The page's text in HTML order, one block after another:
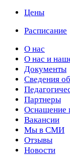
Цены
Расписание
О нас
О нас и
Документы
Сведения
Партнеры
Оснащение
Вакансии
Мы в СМИ
Отзывы
Новости